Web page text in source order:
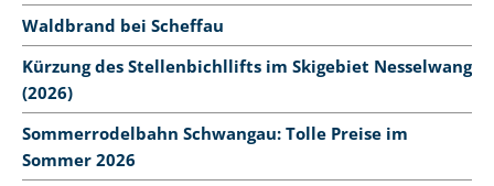
Waldbrand bei Scheffau
Kürzung des Stellenbichllifts im Skigebiet Nesselwang
(2026)
Sommerrodelbahn Schwangau: Tolle Preise im
Sommer 2026